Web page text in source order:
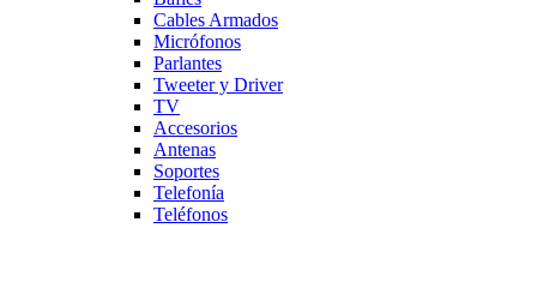
Cables Armados
Micrófonos
Parlantes
Tweeter y Driver
TV
Accesorios
Antenas
Soportes
Telefonía
Teléfonos